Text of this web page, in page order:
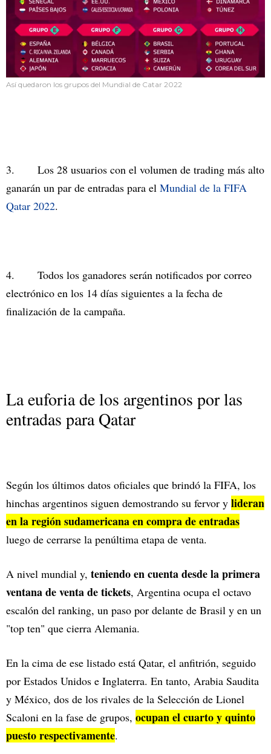
Así quedaron los grupos del Mundial de Catar 2022
3. Los 28 usuarios con el volumen de trading más alto
ganarán un par de entradas para el Mundial de la FIFA
Qatar 2022.
4. Todos los ganadores serán notificados por correo
electrónico en los 14 días siguientes a la fecha de
finalización de la campaña.
La euforia de los argentinos por las
entradas para Qatar
Según los últimos datos oficiales que brindó la FIFA, los
hinchas argentinos siguen demostrando su fervor y lideran
en la región sudamericana en compra de entradas
luego de cerrarse la penúltima etapa de venta.
A nivel mundial y, teniendo en cuenta desde la primera
ventana de venta de tickets, Argentina ocupa el octavo
escalón del ranking, un paso por delante de Brasil y en un
"top ten" que cierra Alemania.
En la cima de ese listado está Qatar, el anfitrión, seguido
por Estados Unidos e Inglaterra. En tanto, Arabia Saudita
y México, dos de los rivales de la Selección de Lionel
Scaloni en la fase de grupos, ocupan el cuarto y quinto
puesto respectivamente.